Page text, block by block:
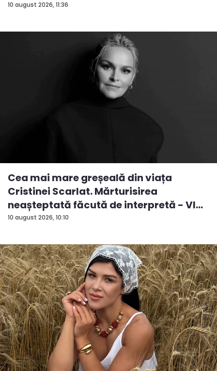
10 august 2026, 11:36
10 august 2026, 10:10
Cea mai mare greșeală din viața
Cristinei Scarlat. Mărturisirea
neașteptată făcută de interpretă - VI...